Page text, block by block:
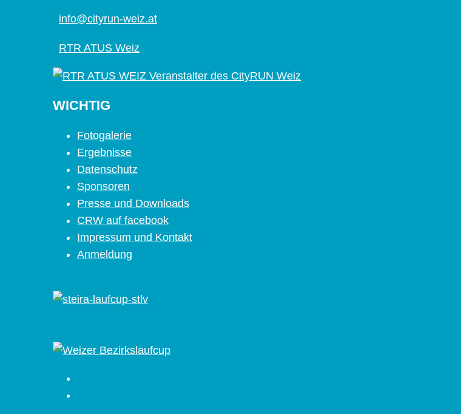
info@cityrun-weiz.at
RTR ATUS Weiz
WICHTIG
Fotogalerie
Ergebnisse
Datenschutz
Sponsoren
Presse und Downloads
CRW auf facebook
Impressum und Kontakt
Anmeldung